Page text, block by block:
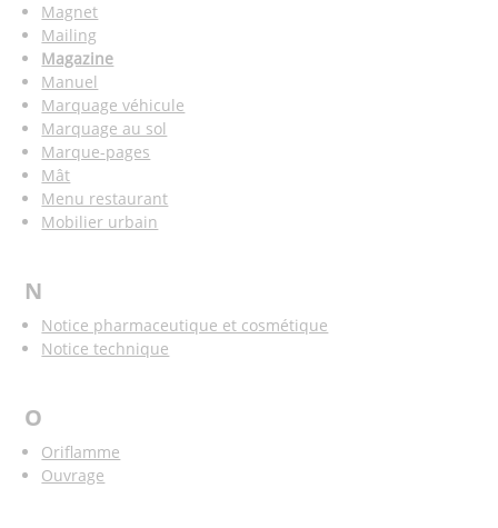
Magnet
Mailing
Magazine
Manuel
Marquage véhicule
Marquage au sol
Marque-pages
Mât
Menu restaurant
Mobilier urbain
N
Notice pharmaceutique et cosmétique
Notice technique
O
Oriflamme
Ouvrage